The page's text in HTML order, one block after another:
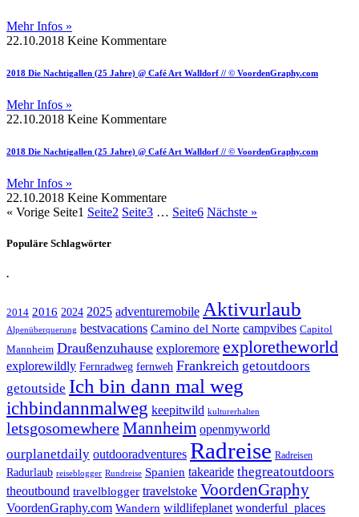
Mehr Infos »
22.10.2018 Keine Kommentare
2018 Die Nachtigallen (25 Jahre) @ Café Art Walldorf // © VoordenGraphy.com
Mehr Infos »
22.10.2018 Keine Kommentare
2018 Die Nachtigallen (25 Jahre) @ Café Art Walldorf // © VoordenGraphy.com
Mehr Infos »
22.10.2018 Keine Kommentare
« Vorige Seite1 Seite2 Seite3 … Seite6 Nächste »
Populäre Schlagwörter
.
2014 2016 2024 2025 adventuremobile Aktivurlaub
Alpenüberquerung bestvacations Camino del Norte campvibes Capitol
Mannheim Draußenzuhause exploremore exploretheworld
explorewildly Fernradweg fernweh Frankreich getoutdoors
getoutside Ich bin dann mal weg
ichbindannmalweg keepitwild kulturerhalten
letsgosomewhereMannheim openmyworld
ourplanetdaily outdooradventures Radreise Radreisen
Radurlaub reiseblogger Rundreise Spanien takearide thegreatoutdoors
theoutbound travelblogger travelstoke VoordenGraphy
VoordenGraphy.com Wandern wildlifeplanet wonderful_places